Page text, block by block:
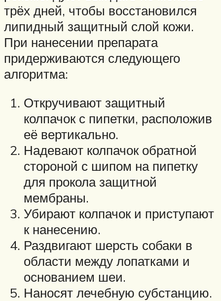
трёх дней, чтобы восстановился
липидный защитный слой кожи.
При нанесении препарата
придерживаются следующего
алгоритма:
Откручивают защитный
колпачок с пипетки, расположив
её вертикально.
Надевают колпачок обратной
стороной с шипом на пипетку
для прокола защитной
мембраны.
Убирают колпачок и приступают
к нанесению.
Раздвигают шерсть собаки в
области между лопатками и
основанием шеи.
Наносят лечебную субстанцию.